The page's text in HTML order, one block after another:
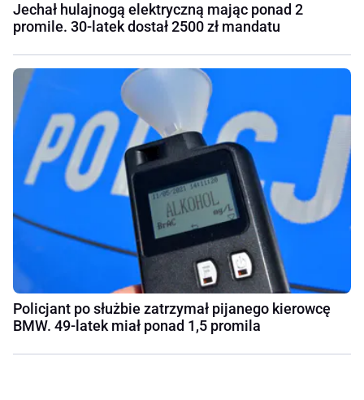
Jechał hulajnogą elektryczną mając ponad 2
promile. 30-latek dostał 2500 zł mandatu
Policjant po służbie zatrzymał pijanego kierowcę
BMW. 49-latek miał ponad 1,5 promila